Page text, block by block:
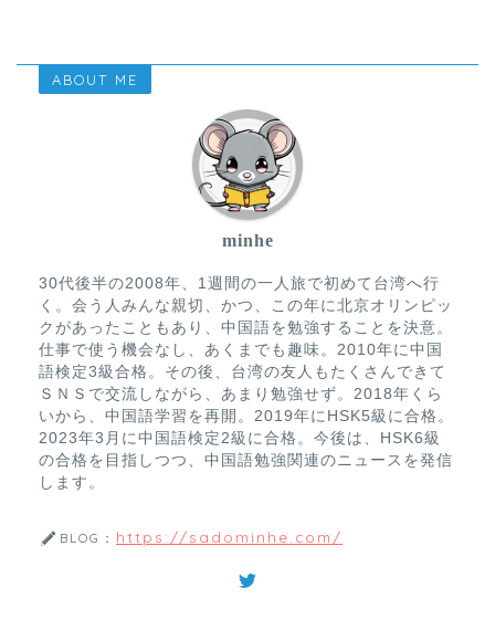
ABOUT ME
minhe
30代後半の2008年、1週間の一人旅で初めて台湾へ行
く。会う人みんな親切、かつ、この年に北京オリンピッ
クがあったこともあり、中国語を勉強することを決意。
仕事で使う機会なし、あくまでも趣味。2010年に中国
語検定3級合格。その後、台湾の友人もたくさんできて
ＳＮＳで交流しながら、あまり勉強せず。2018年くら
いから、中国語学習を再開。2019年にHSK5級に合格。
2023年3月に中国語検定2級に合格。今後は、HSK6級
の合格を目指しつつ、中国語勉強関連のニュースを発信
します。
BLOG： https://sadominhe.com/